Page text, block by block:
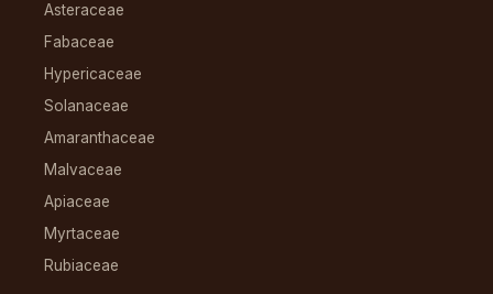
Asteraceae
Fabaceae
Hypericaceae
Solanaceae
Amaranthaceae
Malvaceae
Apiaceae
Myrtaceae
Rubiaceae